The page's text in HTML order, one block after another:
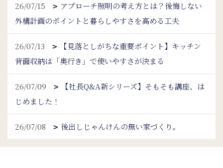
26/07/15
アプローチ照明の考え方とは？後悔しない
外構計画のポイントと暮らしやすさを高める工夫
26/07/13
【見落としがちな重要ポイント】キッチン
背面収納は「奥行き」で使いやすさが決まる
26/07/09
【社長Q&A新シリーズ】そもそも講座、は
じめました！
26/07/08 後出しじゃんけんの無い家づくり。